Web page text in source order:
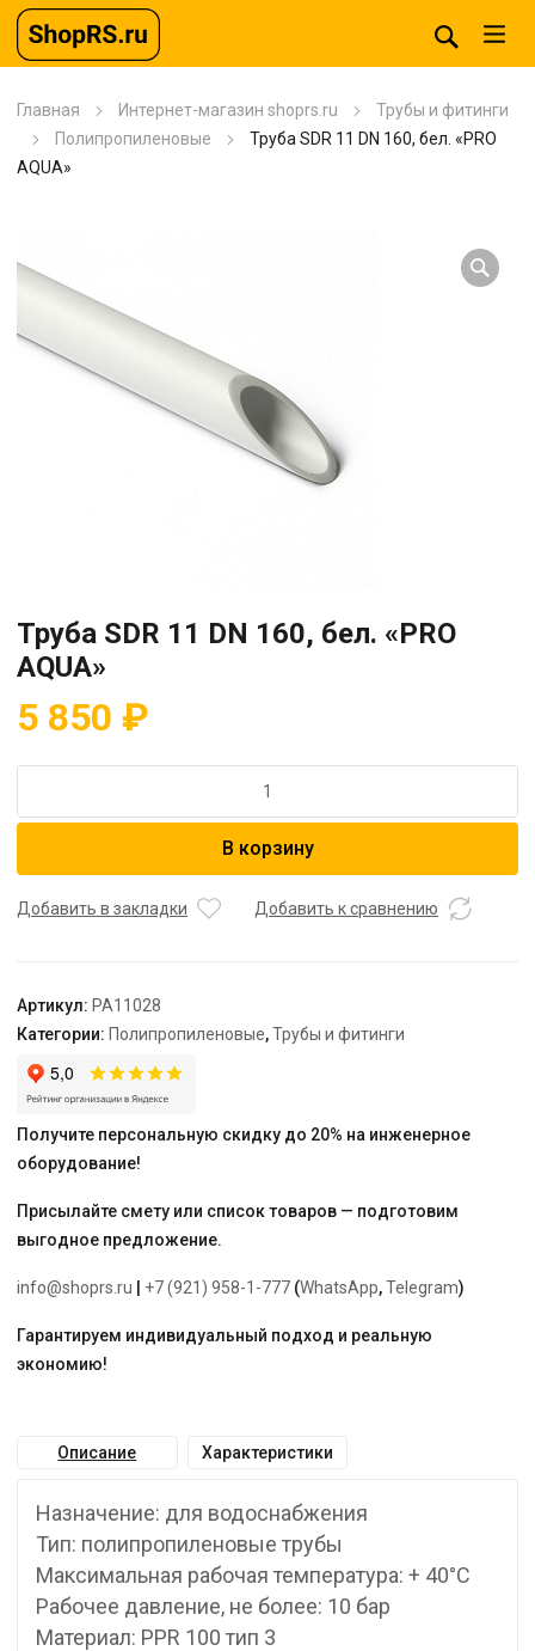
Главная Интернет-магазин shoprs.ru
Трубы и фитинги
Полипропиленовые
Труба SDR 11 DN 160, бел. «PRO
AQUA»
Труба SDR 11 DN 160, бел. «PRO
AQUA»
5 850 ₽
Труба
DN
AQUA"
В корзину
Добавить в закладки Добавить к сравнению
Артикул: PA11028
Категории: Полипропиленовые,Трубы и фитинги
Получите персональную скидку до 20% на инженерное
оборудование!
Присылайте смету или список товаров — подготовим
выгодное предложение.
info@shoprs.ru +7 (921) 958-1-777 (WhatsApp,Telegram)
Гарантируем индивидуальный подход и реальную
экономию!
Описание Характеристики
Назначение: для водоснабжения
Тип: полипропиленовые трубы
Максимальная рабочая температура: + 40°С
Рабочее давление, не более: 10 бар
Материал: PPR 100 тип 3